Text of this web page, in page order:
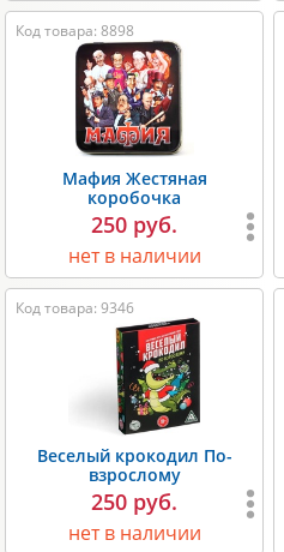
Код товара: 8898
Мафия Жестяная
коробочка
250 руб.
нет в наличии
Код товара: 9346
Веселый крокодил По-
взрослому
250 руб.
нет в наличии